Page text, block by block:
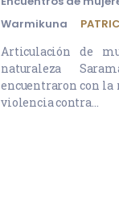
Warmikuna
Articulación de
naturaleza
encuentraron con la
violencia contra…